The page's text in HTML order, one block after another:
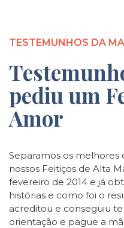
TESTEMUNHOS DA
pediu um
Amor
Separamos os
nossos Feitiços de Alta
fevereiro de 2014 e já
histórias e como foi o
acreditou e conseguiu
orientação e pague a